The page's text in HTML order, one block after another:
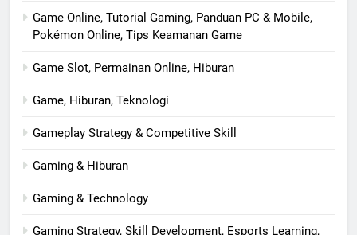
Game Online, Tutorial Gaming, Panduan PC & Mobile,
Pokémon Online, Tips Keamanan Game
Game Slot, Permainan Online, Hiburan
Game, Hiburan, Teknologi
Gameplay Strategy & Competitive Skill
Gaming & Hiburan
Gaming & Technology
Gaming Strategy, Skill Development, Esports Learning,